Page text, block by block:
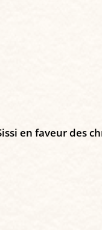
en faveur des